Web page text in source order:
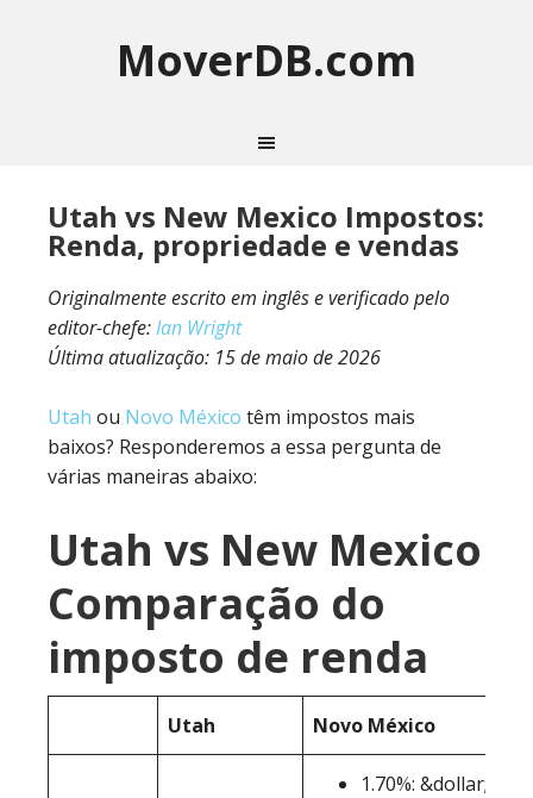
MoverDB.com
Utah vs New Mexico Impostos:
Renda, propriedade e vendas
Originalmente escrito em inglês e verificado pelo
editor-chefe:Ian Wright
Última atualização: 15 de maio de 2026
Utah ou Novo México têm impostos mais
baixos? Responderemos a essa pergunta de
várias maneiras abaixo:
Utah vs New Mexico
Comparação do
imposto de renda
Utah Novo México
1.70%: &dollar;0-